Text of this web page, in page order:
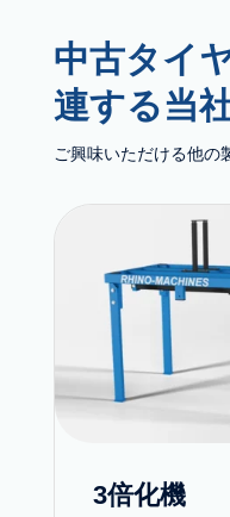
中古タイ
連する当
ご興味いただける他の
3倍化機